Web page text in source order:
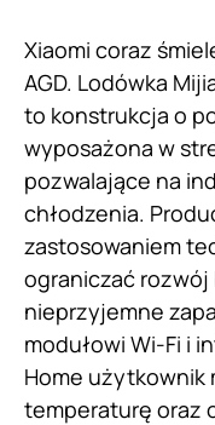
Xiaomi coraz
AGD. Lodówka
to konstrukcja o
wyposażona w
pozwalające na
chłodzenia.
zastosowaniem
ograniczać
nieprzyjemne
modułowi Wi-Fi i
Home użytkownik
temperaturę oraz